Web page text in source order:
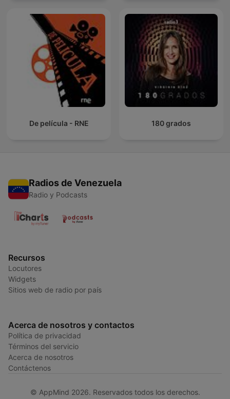
De película - RNE 180 grados
Radios de Venezuela
Radio y Podcasts
Recursos
Locutores
Widgets
Sitios web de radio por país
Acerca de nosotros y contactos
Política de privacidad
Términos del servicio
Acerca de nosotros
Contáctenos
© AppMind 2026. Reservados todos los derechos.